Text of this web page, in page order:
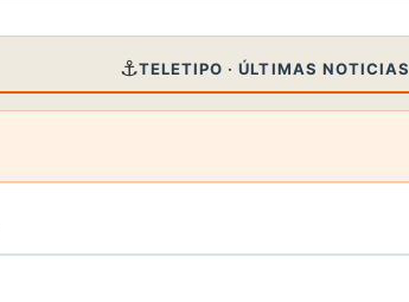
⚓TELETIPO · ÚLTIMAS NOTICIAS